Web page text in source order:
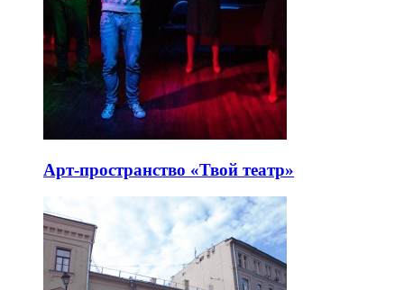
Арт-пространство «Твой театр»